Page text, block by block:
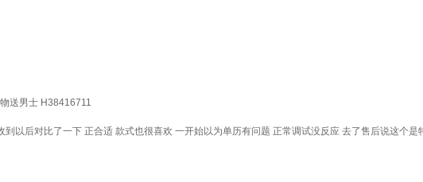
送男士 H38416711
以后对比了一下 正合适 款式也很喜欢 一开始以为单历有问题 正常调试没反应 去了售后说这个